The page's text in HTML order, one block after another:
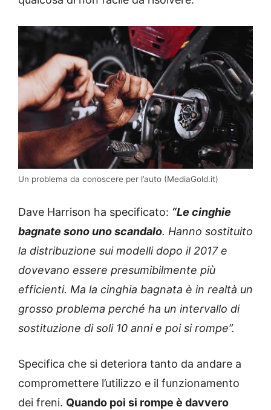
Un problema da conoscere per l’auto (MediaGold.it)
Dave Harrison ha specificato: “Le cinghie
bagnate sono uno scandalo. Hanno sostituito
la distribuzione sui modelli dopo il 2017 e
dovevano essere presumibilmente più
efficienti. Ma la cinghia bagnata è in realtà un
grosso problema perché ha un intervallo di
sostituzione di soli 10 anni e poi si rompe”.
Specifica che si deteriora tanto da andare a
compromettere l’utilizzo e il funzionamento
dei freni. Quando poi si rompe è davvero